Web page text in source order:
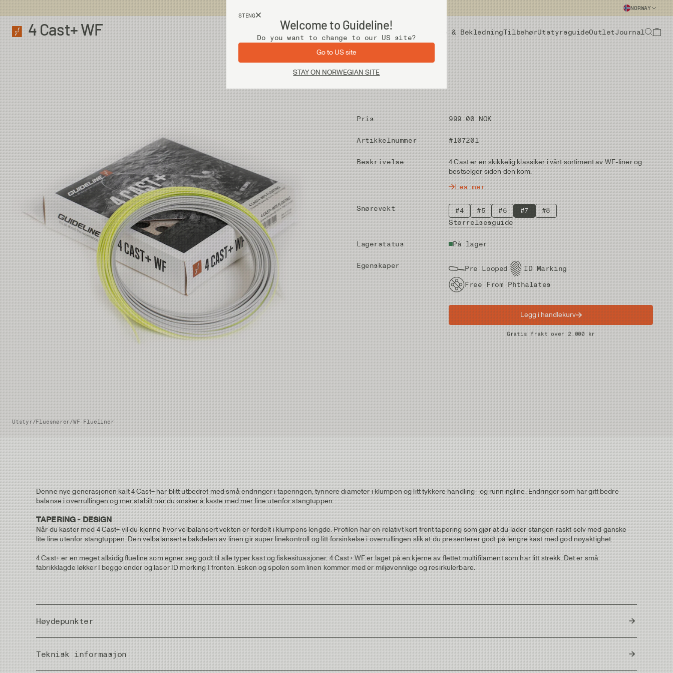
STENG
Welcome to Guideline!
Do you want to change to our US site?
Go to US site
STAY ON NORWEGIAN SITE
NORWAY
4 Cast+ WF Vadere & BekledningTilbehørUtstyrsguideOutletJournal
Utstyr/Fluesnører/WF Flueliner
Pris 999.00 NOK
Artikkelnummer #107201
Beskrivelse
4 Cast er en skikkelig klassiker i vårt sortiment av WF-liner og
bestselger siden den kom.
Les mer
Snørevekt #4 #5 #6 #7
#8
Størrelsesguide
Lagerstatus På lager
Egenskaper Pre Looped
ID Marking
Free From Phthalates
Legg i handlekurv
Gratis frakt over 2.000 kr
Denne nye generasjonen kalt 4 Cast+ har blitt utbedret med små endringer i taperingen, tynnere diameter i klumpen og litt tykkere handling- og runningline. Endringer som har gitt bedre
balanse i overrullingen og mer stabilt når du ønsker å kaste med mer line utenfor stangtuppen.
TAPERING - DESIGN
Når du kaster med 4 Cast+ vil du kjenne hvor velbalansert vekten er fordelt i klumpens lengde. Profilen har en relativt kort front tapering som gjør at du lader stangen raskt selv med ganske
lite line utenfor stangtuppen. Den velbalanserte bakdelen av linen gir super linekontroll og litt forsinkelse i overrullingen slik at du presenterer godt på lengre kast med god nøyaktighet.
4 Cast+ er en meget allsidig flueline som egner seg godt til alle typer kast og fiskesituasjoner. 4 Cast+ WF er laget på en kjerne av flettet multifilament som har litt strekk. Det er små
fabrikklagde løkker I begge ender og laser ID merking I fronten. Esken og spolen som linen kommer med er miljøvennlige og resirkulerbare.
Høydepunkter
Vår beste allround line for fluefiskeren som ønsker kun en line til sitt fiske.
Fungerer like bra i stille vann, elv eller kystfiske.
Passer for fluefiskere på alle nivåer.
Teknisk informasjon